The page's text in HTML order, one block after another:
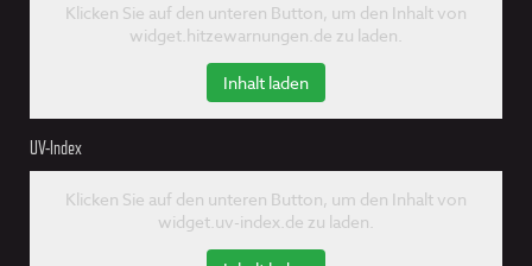
Klicken Sie auf den unteren Button, um den Inhalt von
widget.hitzewarnungen.de zu laden.
Inhalt laden
UV-Index
Klicken Sie auf den unteren Button, um den Inhalt von
widget.uv-index.de zu laden.